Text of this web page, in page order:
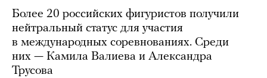
Более 20 российских фигуристов получили
нейтральный статус для участия
в международных соревнованиях. Среди
них — Камила Валиева и Александра
Трусова